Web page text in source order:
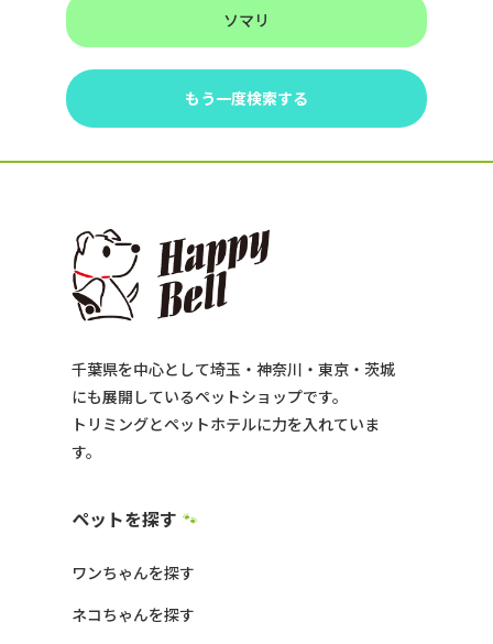
ソマリ
もう一度検索する
千葉県を中心として埼玉・神奈川・東京・茨城
にも展開しているペットショップです。
トリミングとペットホテルに力を入れていま
す。
ペットを探す 🐾
ワンちゃんを探す
ネコちゃんを探す